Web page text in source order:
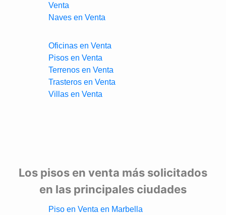
Venta
Naves en Venta
Oficinas en Venta
Pisos en Venta
Terrenos en Venta
Trasteros en Venta
Villas en Venta
Los pisos en venta más solicitados
en las principales ciudades
Piso en Venta en Marbella